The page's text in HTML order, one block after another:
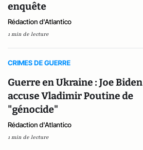
enquête
Rédaction d'Atlantico
1 min de lecture
CRIMES DE GUERRE
Guerre en Ukraine : Joe Biden
accuse Vladimir Poutine de
"génocide"
Rédaction d'Atlantico
1 min de lecture